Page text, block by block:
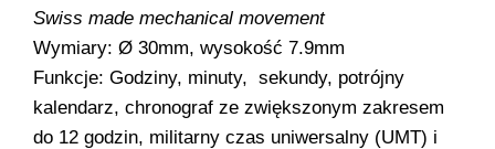
Swiss made mechanical movement
Wymiary: Ø 30mm, wysokość 7.9mm
Funkcje: Godziny, minuty, sekundy, potrójny
kalendarz, chronograf ze zwiększonym zakresem
do 12 godzin, militarny czas uniwersalny (UMT) i